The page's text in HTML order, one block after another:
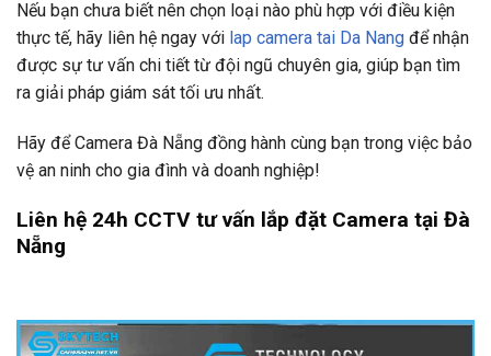
Nếu bạn chưa biết nên chọn loại nào phù hợp với điều kiện
thực tế, hãy liên hệ ngay với lap camera tai Da Nang để nhận
được sự tư vấn chi tiết từ đội ngũ chuyên gia, giúp bạn tìm
ra giải pháp giám sát tối ưu nhất.
Hãy để Camera Đà Nẵng đồng hành cùng bạn trong việc bảo
vệ an ninh cho gia đình và doanh nghiệp!
Liên hệ 24h CCTV tư vấn lắp đặt Camera tại Đà
Nẵng